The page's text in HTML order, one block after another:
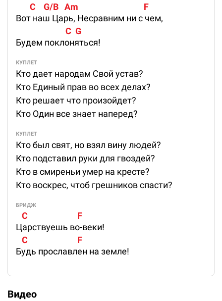
       C    G/B   Am                                 F
Вот наш Царь, Несравним ни с чем,
                         C  G
Будем поклоняться!
КУПЛЕТ
Кто дает народам Свой устав?
Кто Единый прав во всех делах?
Кто решает что произойдет?
Кто Один все знает наперед?
КУПЛЕТ
Кто был свят, но взял вину людей?
Кто подставил руки для гвоздей?
Кто в смиреньи умер на кресте?
Кто воскрес, чтоб грешников спасти?
БРИДЖ
   C                         F
Царствуешь во-веки!
   C                         F
Будь прославлен на земле!
Видео